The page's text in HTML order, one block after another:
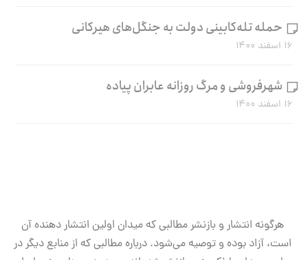
حمله تله‌کابینی دولت به جنگل‌های هیرکانی
۱۶ اسفند ۱۴۰۰
شهرفروشی و مرگ روزانه عابران پیاده
۱۶ اسفند ۱۴۰۰
هرگونه انتشار و بازنشر مطالبی که میدان اولین انتشار دهنده آن
است، آزاد بوده و توصیه می‌شود. درباره مطالبی که از منابع دیگر در